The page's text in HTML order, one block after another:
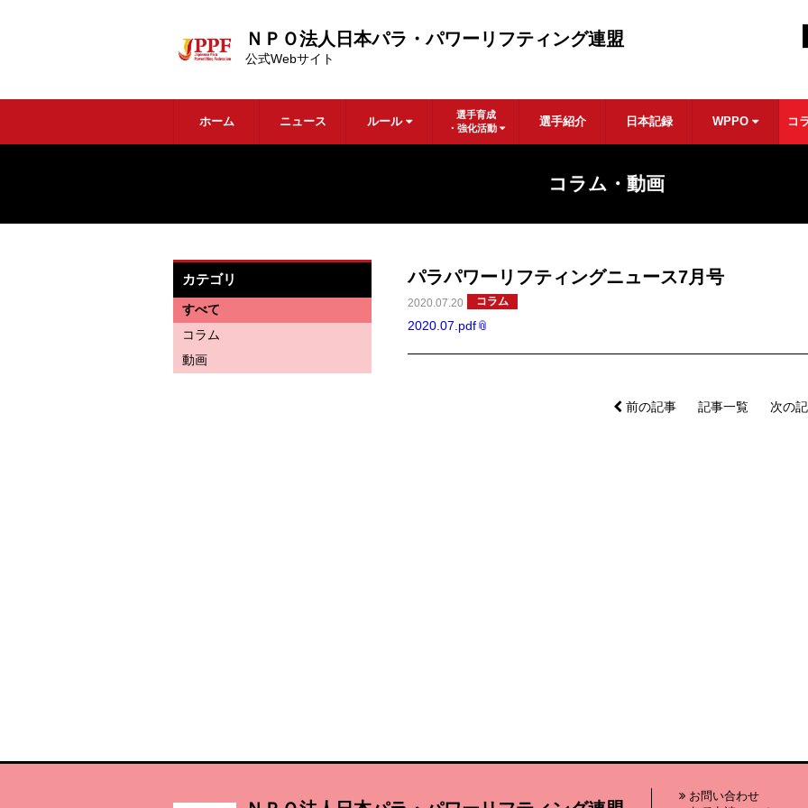
ＮＰＯ法人日本パラ・パワーリフティング連盟
公式Webサイト
ホーム ニュース ルール
選手育成
・強化活動
選手紹介 日本記録 WPPO コ
コラム・動画
カテゴリ
すべて
コラム
動画
パラパワーリフティングニュース7月号
2020.07.20 コラム
2020.07.pdf
前の記事 記事一覧 次の
お問い合わせ